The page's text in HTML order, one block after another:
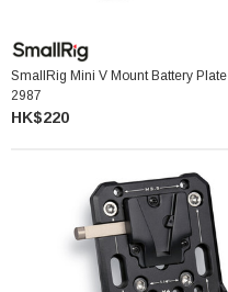
SmallRig Mini V Mount Battery Plate
2987
HK$220